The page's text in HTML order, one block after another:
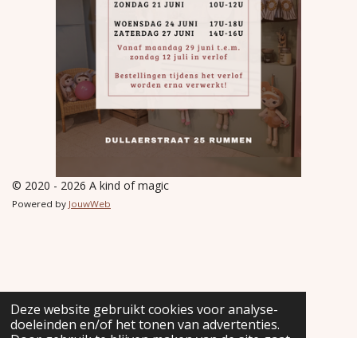
Deze website gebruikt cookies voor analyse-
doeleinden en/of het tonen van advertenties.
© 2020 - 2026 A kind of magic
Powered by JouwWeb